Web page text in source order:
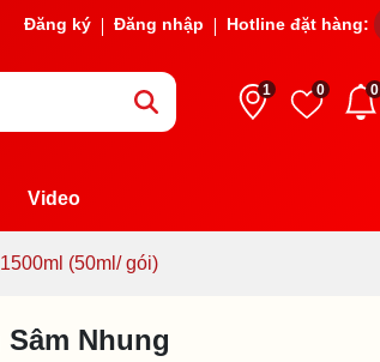
Đăng ký Đăng nhập Hotline đặt hàng:
1 0 0
Video
(50ml/ gói)
Nhung